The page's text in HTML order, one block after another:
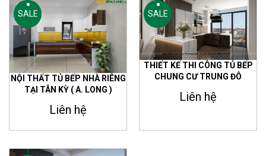
SALE
NỘI THẤT TỦ BẾP NHÀ RIÊNG
TẠI TÂN KỲ ( A. LONG )
Liên hệ
SALE
THIẾT KẾ THI CÔNG TỦ BẾP
CHUNG CƯ TRUNG ĐÔ
Liên hệ